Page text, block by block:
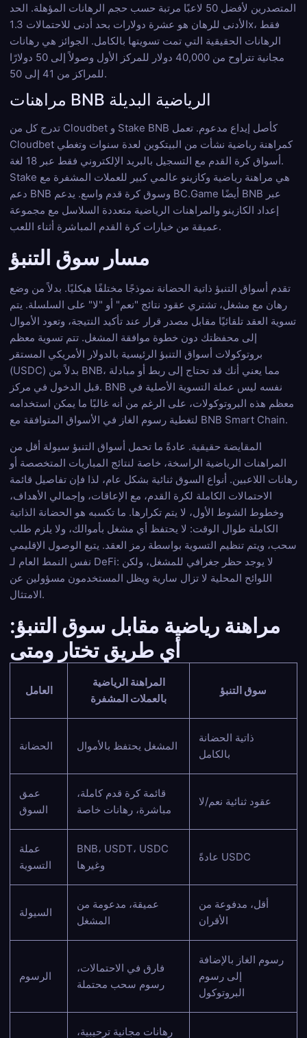
المتصدرين لأفضل 50 لاعبًا مرتبة حسب حجم الرهانات المؤهلة. الحد
الأدنى للرهان هو عشرة دولارات بحد أدنى للاحتمالات 1.3x، فقط
الرهانات الحقيقية التي تمت تسويتها بالكامل. الجوائز هي رهانات
مجانية تتراوح من 40,000 دولار للمركز الأول وصولاً إلى 50 دولارًا
للمراكز من 41 إلى 50.
مراهنات BNB الرياضية البديلة
تدرج كل من Cloudbet و Stake BNB كأصل إيداع مدعوم. تعمل
Cloudbet كمراهنة رياضية نشأت من البيتكوين لعدة سنوات وتغطي
أسواق كرة القدم مع التسجيل بالبريد الإلكتروني فقط عبر 18 لغة.
Stake هي مراهنة رياضية وكازينو عالمي كبير للعملات المشفرة مع
دعم BNB وسوق كرة قدم واسع. يدعم BC.Game أيضًا BNB عبر
إعداد الكازينو والمراهنات الرياضية متعددة السلاسل مع مجموعة
عميقة من خيارات كرة القدم المباشرة أثناء اللعب.
مسار سوق التنبؤ
تقدم أسواق التنبؤ ذاتية الحضانة نموذجًا مختلفًا هيكليًا. بدلاً من وضع
رهان مع مشغل، تشتري عقود نتائج "نعم" أو "لا" على السلسلة. يتم
تسوية العقد تلقائيًا مقابل مصدر قرار عند تأكيد النتيجة، وتعود الأموال
إلى محفظتك دون خطوة موافقة المشغل. تتم تسوية معظم
بروتوكولات أسواق التنبؤ الرئيسية بالدولار الأمريكي المستقر
(USDC) بدلاً من BNB، مما يعني أنك قد تحتاج إلى ربط أو مبادلة
قبل الدخول في مركز. BNB نفسه ليس عملة التسوية الأصلية في
معظم هذه البروتوكولات، على الرغم من أنه غالبًا ما يمكن استخدامه
لتغطية رسوم الغاز في الأسواق المتوافقة مع BNB Smart Chain.
المقايضة حقيقية. عادةً ما تحمل أسواق التنبؤ سيولة أقل من
المراهنات الرياضية الراسخة، خاصة لنتائج المباريات المتخصصة أو
رهانات اللاعبين. أنواع السوق ثنائية بشكل عام، لذا فإن تفاصيل قائمة
الاحتمالات الكاملة لكرة القدم، مع الإعاقات، وإجمالي الأهداف،
وخطوط الشوط الأول، لا يتم تكرارها. ما تكسبه هو الحضانة الذاتية
الكاملة طوال الوقت: لا يحتفظ أي مشغل بأموالك، ولا يلزم طلب
سحب، ويتم تنظيم التسوية بواسطة رمز العقد. يتبع الوصول الإقليمي
نفس النمط العام لـ DeFi: لا يوجد حظر جغرافي للمشغل، ولكن
اللوائح المحلية لا تزال سارية ويظل المستخدمون مسؤولين عن
الامتثال.
مراهنة رياضية مقابل سوق التنبؤ:
أي طريق تختار ومتى
العامل
المراهنة الرياضية
بالعملات المشفرة
سوق التنبؤ
الحضانة المشغل يحتفظ بالأموال
ذاتية الحضانة
بالكامل
عمق
السوق
قائمة كرة قدم كاملة،
مباشرة، رهانات خاصة
عقود ثنائية نعم/لا
عملة
التسوية
BNB، USDT، USDC
وغيرها
عادةً USDC
السيولة
عميقة، مدعومة من
المشغل
أقل، مدفوعة من
الأقران
الرسوم
فارق في الاحتمالات،
رسوم سحب محتملة
رسوم الغاز بالإضافة
إلى رسوم
البروتوكول
رهانات مجانية ترحيبية،